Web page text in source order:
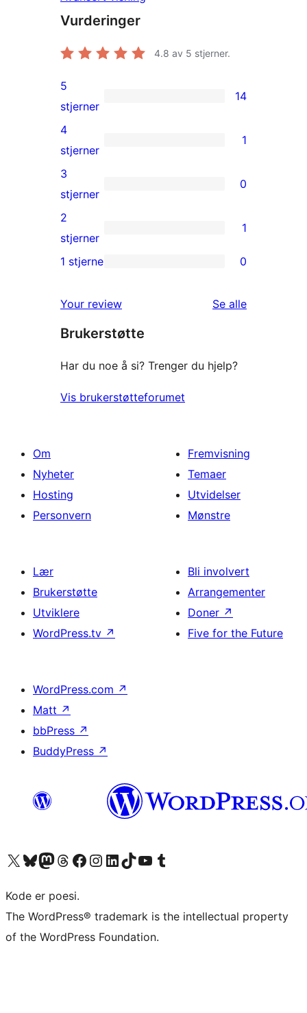
Vurderinger
4.8 av 5 stjerner.
14
5-
star
reviews
5
stjerner
14
1
4-
star
review
4
stjerner
1
0
3-
star
reviews
3
stjerner
0
1
2-
review
2
stjerner
1
star
reviews
1 stjerne 0
Your review Se alleomtalene
Brukerstøtte
Har du noe å si? Trenger du hjelp?
Vis brukerstøtteforumet
Om
Nyheter
Hosting
Personvern
Fremvisning
Temaer
Utvidelser
Mønstre
Lær
Brukerstøtte
Utviklere
WordPress.tv ↗
Bli involvert
Arrangementer
Doner ↗
Five for the Future
WordPress.com ↗
Matt ↗
bbPress ↗
BuddyPress ↗
Besøk vår konto på X Visit our Bluesky account
Besøk vår Mastodon-konto
Visit our Threads account
Besøk vår Facebook-sideBesøk vår Instagram-konto
Besøk vår LinkedIn-konto
Visit our TikTok account
Visit our YouTube channel
Visit our Tumblr account
Kode er poesi.
The WordPress® trademark is the intellectual property
of the WordPress Foundation.